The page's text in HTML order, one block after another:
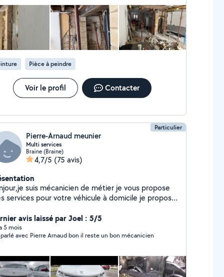
Pièce à peindre
Voir le profil Contacter
Particulier
Pierre-Arnaud meunier
Multi services
Braine (Braine)
4,7/5 (75 avis)
suis mécanicien de métier je vous propose
services pour votre véhicule à domicile je propose
en kit,papier peint et bien plus pour tout
n'hésitez pas à me contacter je serai à
service
avis laissé par Joel : 5/5
5 mois
J ai parlé avec Pierre Arnaud bon il reste un bon mécanicien